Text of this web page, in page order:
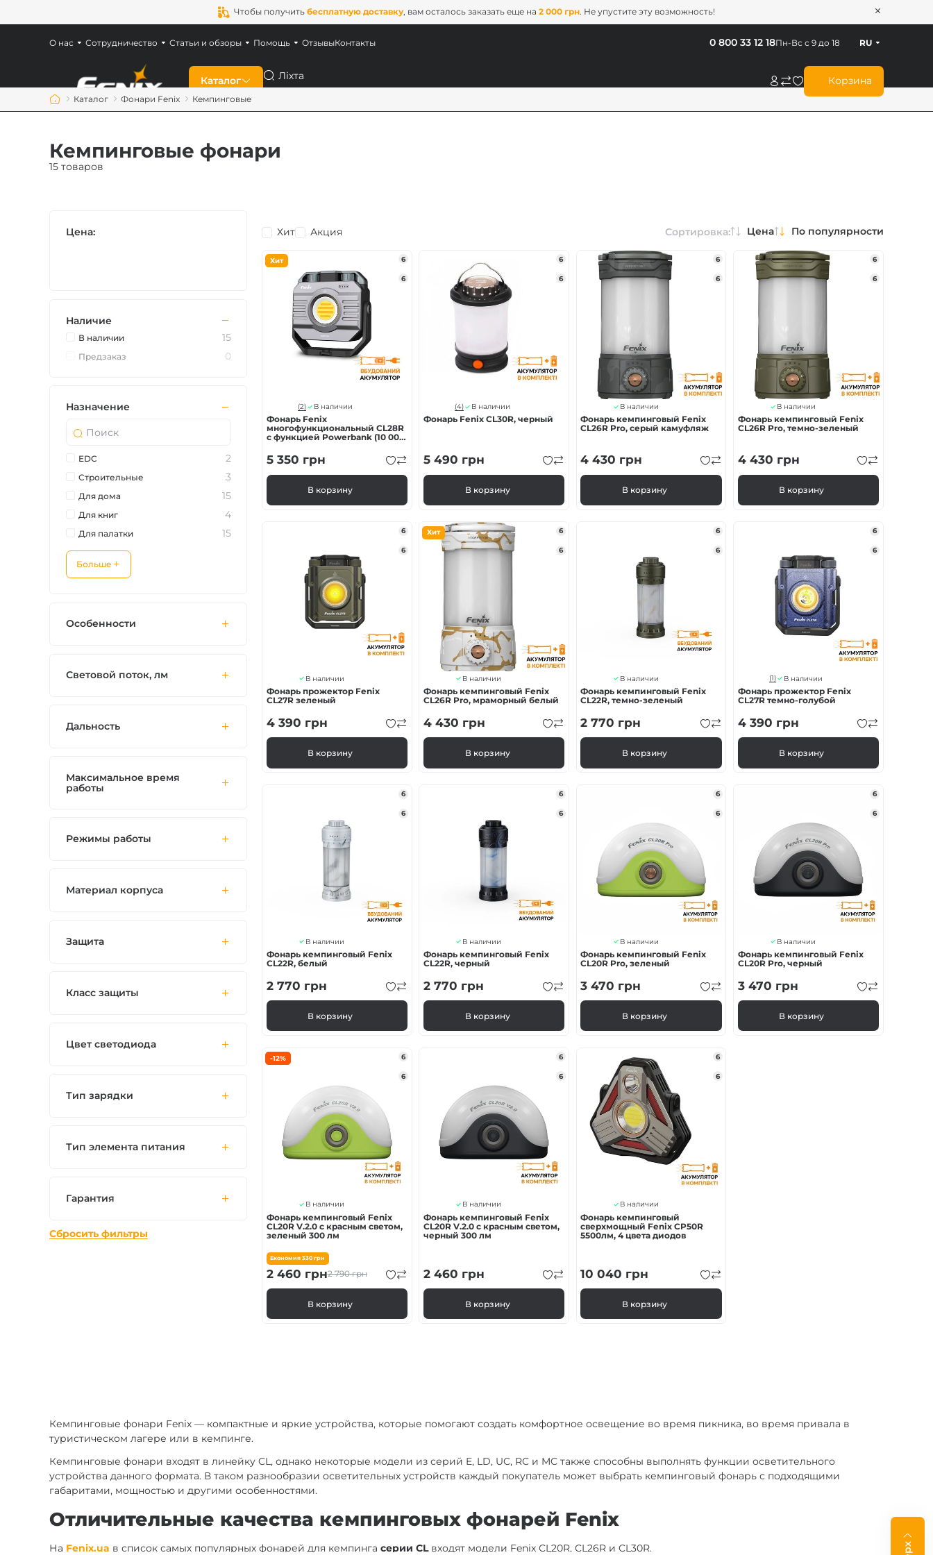
Чтобы получить бесплатную доставку, вам осталось заказать еще на 2 000 грн. Не упустите эту возможность!
Каталог
Новинки
Аккумуляторы Fenix
Зарядные устройства Fenix
Аксессуары для фонарей
Поиск Корзина
Пн-Вс с 9 до 18
0 800 33 12 18 RU
О нас Сотрудничество Статьи и обзоры Помощь ОтзывыКонтакты
Каталог Фонари Fenix Кемпинговые
Кемпинговые фонари
15 товаров
Сортировка: Цена По популярности
Хит Акция
Хит 6
6
(2) В наличии
Фонарь Fenix
многофункциональный CL28R
с функцией Powerbank (10 000
5 350 грн
В корзину
6
6
(4) В наличии
Фонарь Fenix CL30R, черный
5 490 грн
В корзину
6
6
В наличии
Фонарь кемпинговый Fenix ​​
CL26R Pro, серый камуфляж
4 430 грн
В корзину
6
6
В наличии
Фонарь кемпинговый Fenix ​​
CL26R Pro, темно-зеленый
4 430 грн
В корзину
6
6
В наличии
Фонарь прожектор Fenix ​​
CL27R зеленый
4 390 грн
В корзину
Хит 6
6
В наличии
Фонарь кемпинговый Fenix ​​
CL26R Pro, мраморный белый
4 430 грн
В корзину
6
6
В наличии
Фонарь кемпинговый Fenix
CL22R, темно-зеленый
2 770 грн
В корзину
6
6
(1) В наличии
Фонарь прожектор Fenix
CL27R темно-голубой
4 390 грн
В корзину
6
6
В наличии
Фонарь кемпинговый Fenix
CL22R, белый
2 770 грн
В корзину
6
6
В наличии
Фонарь кемпинговый Fenix
CL22R, черный
2 770 грн
В корзину
6
6
В наличии
Фонарь кемпинговый Fenix
CL20R Pro, зеленый
3 470 грн
В корзину
6
6
В наличии
Фонарь кемпинговый Fenix
CL20R Pro, черный
3 470 грн
В корзину
-12% 6
6
В наличии
Фонарь кемпинговый Fenix
CL20R V.2.0 с красным светом,
зеленый 300 лм
Економия330 грн
2 790грн
2 460 грн
В корзину
6
6
В наличии
Фонарь кемпинговый Fenix
CL20R V.2.0 с красным светом,
черный 300 лм
2 460 грн
В корзину
6
6
В наличии
Фонарь кемпинговый
сверхмощный Fenix CP50R
5500лм, 4 цвета диодов
10 040 грн
В корзину
Цена:
Наличие
В наличии 15
Предзаказ 0
Назначение
EDC 2
Строительные 3
Для дома 15
Для книг 4
Для палатки 15
Больше
Особенности
Световой поток, лм
Дальность
Максимальное время
работы
Режимы работы
Материал корпуса
Защита
Класс защиты
Цвет светодиода
Тип зарядки
Тип элемента питания
Гарантия
Сбросить фильтры
Кемпинговые фонари Fenix — компактные и яркие устройства, которые помогают создать комфортное освещение во время пикника, во время привала в
туристическом лагере или в кемпинге.
Кемпинговые фонари входят в линейку CL, однако некоторые модели из серий E, LD, UC, RC и MC также способны выполнять функции осветительного
устройства данного формата. В таком разнообразии осветительных устройств каждый покупатель может выбрать кемпинговый фонарь с подходящими
габаритами, мощностью и другими особенностями.
Отличительные качества кемпинговых фонарей Fenix
На Fenix.ua в список самых популярных фонарей для кемпингасерии CL входят модели Fenix CL20R, CL26R и CL30R.